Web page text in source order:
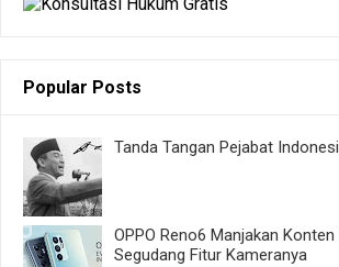
Popular Posts
Tanda Tangan Pejabat
OPPO Reno6 Manjakan
Segudang Fitur Kameranya